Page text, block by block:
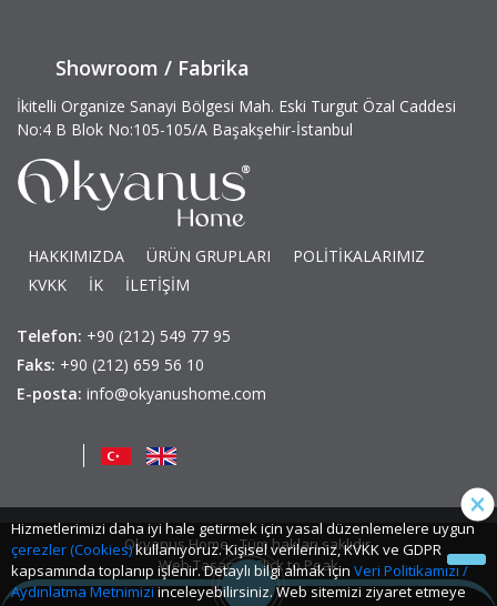
Showroom / Fabrika
İkitelli Organize Sanayi Bölgesi Mah. Eski Turgut Özal Caddesi
No:4 B Blok No:105-105/A Başakşehir-İstanbul
HAKKIMIZDA ÜRÜN GRUPLARI
POLİTİKALARIMIZ
KVKK
İK İLETİŞİM
Telefon: +90 (212) 549 77 95
Faks: +90 (212) 659 56 10
E-posta: info@okyanushome.com
Okyanus Home - Tüm hakları saklıdır.
Web Tasarım: Click to Peak
Hizmetlerimizi daha iyi hale getirmek için yasal düzenlemelere uygun
çerezler (Cookies)kullanıyoruz. Kişisel verileriniz, KVKK ve GDPR
kapsamında toplanıp işlenir. Detaylı bilgi almak için Veri Politikamızı /
Aydınlatma Metnimiziinceleyebilirsiniz. Web sitemizi ziyaret etmeye